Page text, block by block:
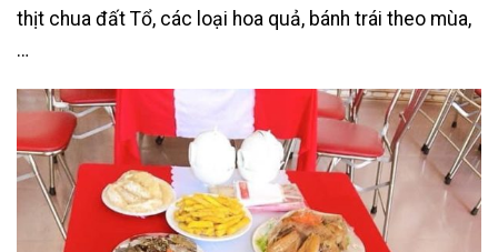
thịt chua đất Tổ, các loại hoa quả, bánh trái theo mùa,
…